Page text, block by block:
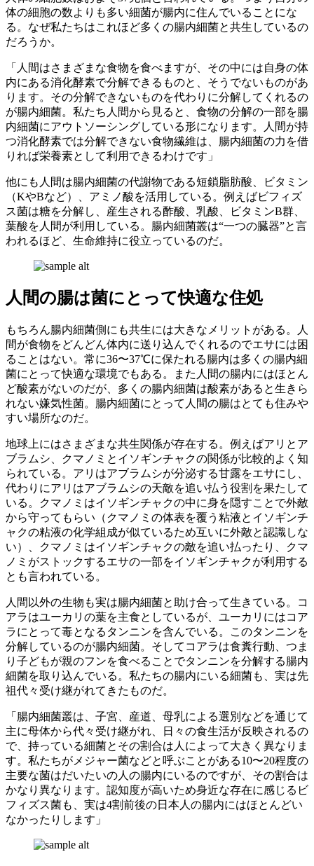
体の細胞の数よりも多い細菌が腸内に住んでいることにな
る。なぜ私たちはこれほど多くの腸内細菌と共生しているの
だろうか。
「人間はさまざまな食物を食べますが、その中には自身の体
内にある消化酵素で分解できるものと、そうでないものがあ
ります。その分解できないものを代わりに分解してくれるの
が腸内細菌。私たち人間から見ると、食物の分解の一部を腸
内細菌にアウトソーシングしている形になります。人間が持
つ消化酵素では分解できない食物繊維は、腸内細菌の力を借
りれば栄養素として利用できるわけです」
他にも人間は腸内細菌の代謝物である短鎖脂肪酸、ビタミン
（KやBなど）、アミノ酸を活用している。例えばビフィズ
ス菌は糖を分解し、産生される酢酸、乳酸、ビタミンB群、
葉酸を人間が利用している。腸内細菌叢は“一つの臓器”と言
われるほど、生命維持に役立っているのだ。
人間の腸は菌にとって快適な住処
もちろん腸内細菌側にも共生には大きなメリットがある。人
間が食物をどんどん体内に送り込んでくれるのでエサには困
ることはない。常に36〜37℃に保たれる腸内は多くの腸内細
菌にとって快適な環境でもある。また人間の腸内にはほとん
ど酸素がないのだが、多くの腸内細菌は酸素があると生きら
れない嫌気性菌。腸内細菌にとって人間の腸はとても住みや
すい場所なのだ。
地球上にはさまざまな共生関係が存在する。例えばアリとア
ブラムシ、クマノミとイソギンチャクの関係が比較的よく知
られている。アリはアブラムシが分泌する甘露をエサにし、
代わりにアリはアブラムシの天敵を追い払う役割を果たして
いる。クマノミはイソギンチャクの中に身を隠すことで外敵
から守ってもらい（クマノミの体表を覆う粘液とイソギンチ
ャクの粘液の化学組成が似ているため互いに外敵と認識しな
い）、クマノミはイソギンチャクの敵を追い払ったり、クマ
ノミがストックするエサの一部をイソギンチャクが利用する
とも言われている。
人間以外の生物も実は腸内細菌と助け合って生きている。コ
アラはユーカリの葉を主食としているが、ユーカリにはコア
ラにとって毒となるタンニンを含んでいる。このタンニンを
分解しているのが腸内細菌。そしてコアラは食糞行動、つま
り子どもが親のフンを食べることでタンニンを分解する腸内
細菌を取り込んでいる。私たちの腸内にいる細菌も、実は先
祖代々受け継がれてきたものだ。
「腸内細菌叢は、子宮、産道、母乳による選別などを通じて
主に母体から代々受け継がれ、日々の食生活が反映されるの
で、持っている細菌とその割合は人によって大きく異なりま
す。私たちがメジャー菌などと呼ぶことがある10〜20程度の
主要な菌はだいたいの人の腸内にいるのですが、その割合は
かなり異なります。認知度が高いため身近な存在に感じるビ
フィズス菌も、実は4割前後の日本人の腸内にはほとんどい
なかったりします」